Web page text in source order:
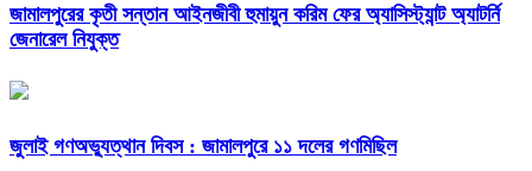
জামালপুরের কৃতী সন্তান আইনজীবী হুমায়ুন করিম ফের অ্যাসিস্ট্যান্ট অ্যাটর্নি
জেনারেল নিযুক্ত
জুলাই গণঅভ্যুত্থান দিবস : জামালপুরে ১১ দলের গণমিছিল